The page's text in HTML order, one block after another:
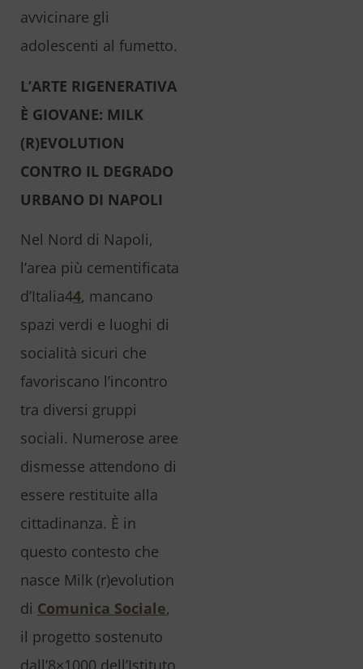
avvicinare gli
adolescenti al fumetto.
L’ARTE RIGENERATIVA
È GIOVANE: MILK
(R)EVOLUTION
CONTRO IL DEGRADO
URBANO DI NAPOLI
Nel Nord di Napoli,
l’area più cementificata
d’Italia44, mancano
spazi verdi e luoghi di
socialità sicuri che
favoriscano l’incontro
tra diversi gruppi
sociali. Numerose aree
dismesse attendono di
essere restituite alla
cittadinanza. È in
questo contesto che
nasce Milk (r)evolution
di Comunica Sociale,
il progetto sostenuto
dall’8×1000 dell’Istituto